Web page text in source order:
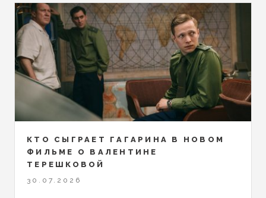
КТО СЫГРАЕТ ГАГАРИНА В НОВОМ
ФИЛЬМЕ О ВАЛЕНТИНЕ
ТЕРЕШКОВОЙ
30.07.2026